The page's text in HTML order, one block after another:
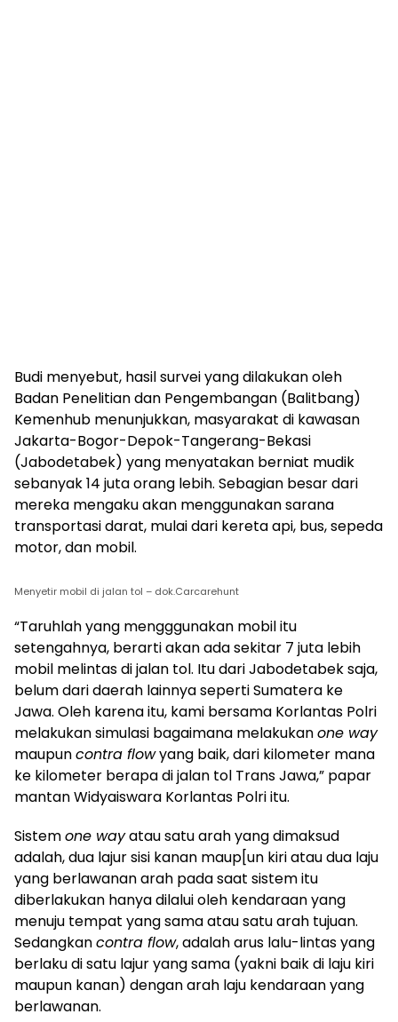
Budi menyebut, hasil survei yang dilakukan oleh
Badan Penelitian dan Pengembangan (Balitbang)
Kemenhub menunjukkan, masyarakat di kawasan
Jakarta-Bogor-Depok-Tangerang-Bekasi
(Jabodetabek) yang menyatakan berniat mudik
sebanyak 14 juta orang lebih. Sebagian besar dari
mereka mengaku akan menggunakan sarana
transportasi darat, mulai dari kereta api, bus, sepeda
motor, dan mobil.
Menyetir mobil di jalan tol – dok.Carcarehunt
“Taruhlah yang mengggunakan mobil itu
setengahnya, berarti akan ada sekitar 7 juta lebih
mobil melintas di jalan tol. Itu dari Jabodetabek saja,
belum dari daerah lainnya seperti Sumatera ke
Jawa. Oleh karena itu, kami bersama Korlantas Polri
melakukan simulasi bagaimana melakukanone way
maupuncontra flowyang baik, dari kilometer mana
ke kilometer berapa di jalan tol Trans Jawa,” papar
mantan Widyaiswara Korlantas Polri itu.
Sistemone wayatau satu arah yang dimaksud
adalah, dua lajur sisi kanan maup[un kiri atau dua laju
yang berlawanan arah pada saat sistem itu
diberlakukan hanya dilalui oleh kendaraan yang
menuju tempat yang sama atau satu arah tujuan.
Sedangkancontra flow, adalah arus lalu-lintas yang
berlaku di satu lajur yang sama (yakni baik di laju kiri
maupun kanan) dengan arah laju kendaraan yang
berlawanan.